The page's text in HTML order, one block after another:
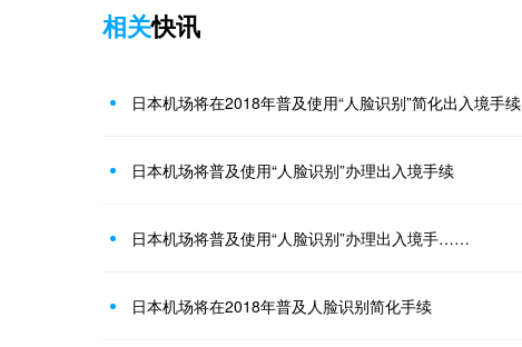
相关快讯
日本机场将在2018年普及使用“人脸识别”简化出入境手续
日本机场将普及使用“人脸识别”办理出入境手续
日本机场将普及使用“人脸识别”办理出入境手……
日本机场将在2018年普及人脸识别简化手续